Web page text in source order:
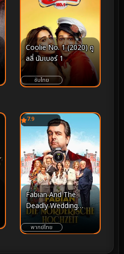
Coolie No. 1 (2020) คู
ลลี่ นัมเบอร์ 1
ซับไทย
7.9
Fabian And The
Deadly Wedding
(2026) – เมื่อคำสาบาน
ในงานวิวาห์ กลายเป็น
พากย์ไทย